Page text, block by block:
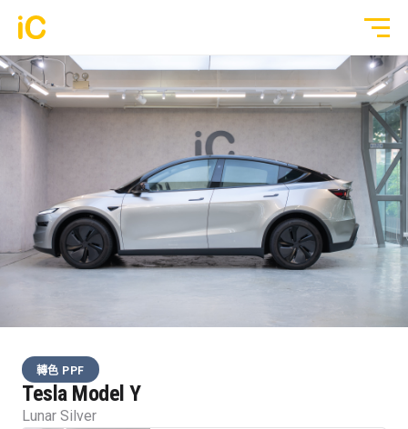
GYEON 傳統鍍膜塗層
ULGO® Black Infinity™ 自修復鍍膜
PPF 車漆保護膜
透明 GYEON® PPF
3M® Crystalline™ 玻璃隔熱膜
行車紀錄儀
透明 PPF
轉色 Color PPF
轉色 PPF
Tesla Model Y
Lunar Silver